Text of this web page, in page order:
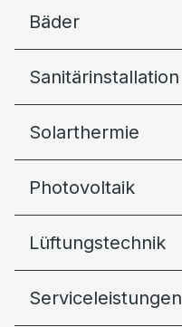
Bäder
Sanitärinstallation
Solarthermie
Photovoltaik
Lüftungstechnik
Serviceleistungen